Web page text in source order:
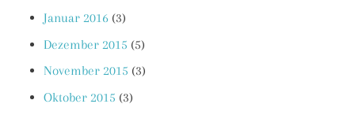
Januar 2016 (3)
Dezember 2015 (5)
November 2015 (3)
Oktober 2015 (3)